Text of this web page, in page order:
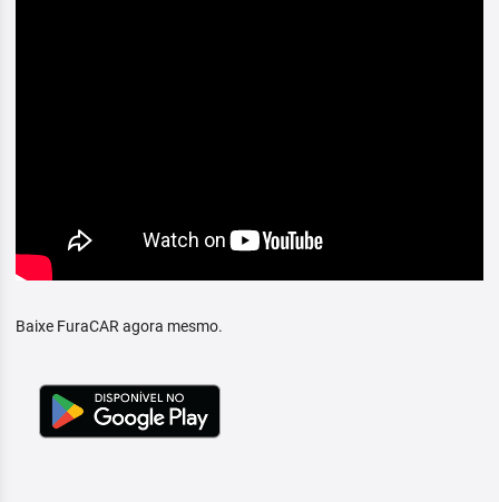
Baixe FuraCAR agora mesmo.